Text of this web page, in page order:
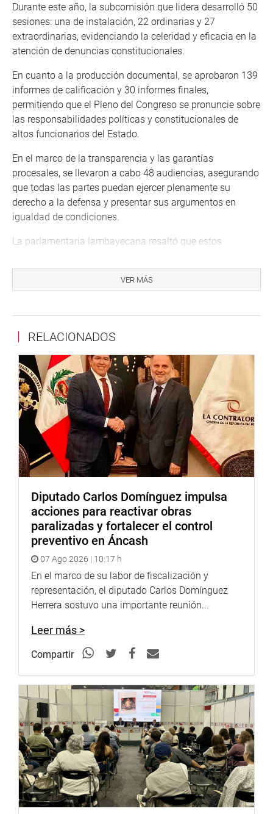
Durante este año, la subcomisión que lidera desarrolló 50
sesiones: una de instalación, 22 ordinarias y 27
extraordinarias, evidenciando la celeridad y eficacia en la
atención de denuncias constitucionales.
En cuanto a la producción documental, se aprobaron 139
informes de calificación y 30 informes finales,
permitiendo que el Pleno del Congreso se pronuncie sobre
las responsabilidades políticas y constitucionales de
altos funcionarios del Estado.
En el marco de la transparencia y las garantías
procesales, se llevaron a cabo 48 audiencias, asegurando
que todas las partes puedan ejercer plenamente su
derecho a la defensa y presentar sus argumentos en
igualdad de condiciones.
La parlamentaria lambayecana resaltó que estos
congresistas integrantes de la subcomisión y del equipo
técnico, quienes actuaron siempre en defensa del orden
Constitución. Hemos demostrado que el control político
puede ejercerse con transparencia, garantizando el
derecho a la defensa y el debido proceso. Este balance
refleja nuestro compromiso de seguir trabajando con
responsabilidad por el fortalecimiento democrático y el
respeto al Estado de derecho”, afirmó la congresista María
Acuña.
VER MÁS
RELACIONADOS
Diputado Carlos Domínguez impulsa
acciones para reactivar obras
paralizadas y fortalecer el control
preventivo en Áncash
07 Ago 2026 | 10:17 h
En el marco de su labor de fiscalización y
representación, el diputado Carlos Domínguez
Herrera sostuvo una importante reunión...
Leer más >
Compartir